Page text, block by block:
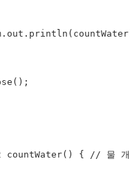
. out . println ( countWater
( ) ;
countWater( ) { // 물 개